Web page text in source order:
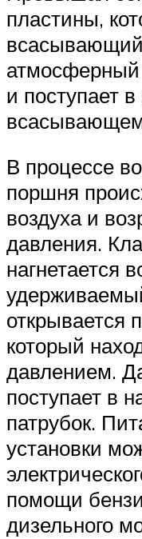
пластины,
атмосферный
и поступает
В процессе
поршня
воздуха и
давления.
нагнетается
открывается
который
давлением.
поступает в
патрубок.
установки
помощи
дизельного